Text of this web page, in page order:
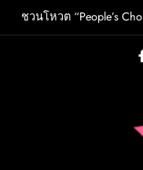
วต์ PRIMA เตรียมปล่อย
ชวนโหวต “People’s
FLO เกิร์ลกรุ๊ป R&B สุ
THERAPY AT THE
ครอบครัว สร้างความท
รู้จัก ADÉLA ป๊อปสตาร์
เพลงสุดไวรัล “Ain’t In
วต์ PRIMA เตรียมปล่อย
ชวนโหวต “People’s
ร่วมตัดสินสุดยอดบริษัท